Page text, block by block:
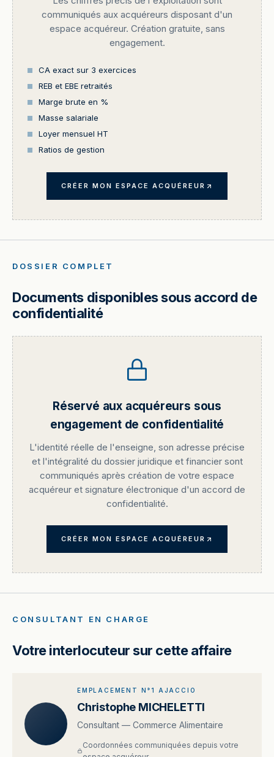
communiqués aux acquéreurs disposant d'un
espace acquéreur. Création gratuite, sans
engagement.
CA exact sur 3 exercices
REB et EBE retraités
Marge brute en %
Masse salariale
Loyer mensuel HT
Ratios de gestion
CRÉER MON ESPACE ACQUÉREUR
DOSSIER COMPLET
Documents disponibles sous accord de
confidentialité
Réservé aux acquéreurs sous
engagement de confidentialité
L'identité réelle de l'enseigne, son adresse précise
et l'intégralité du dossier juridique et financier sont
communiqués après création de votre espace
acquéreur et signature électronique d'un accord de
confidentialité.
CRÉER MON ESPACE ACQUÉREUR
CONSULTANT EN CHARGE
Votre interlocuteur sur cette affaire
EMPLACEMENT N°1 AJACCIO
Christophe MICHELETTI
Consultant — Commerce Alimentaire
Coordonnées communiquées depuis votre